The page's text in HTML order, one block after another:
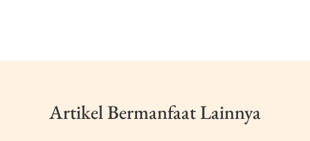
Artikel Bermanfaat Lainnya